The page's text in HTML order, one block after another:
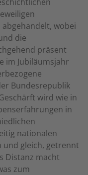
wobei
die
präsent
im Jubiläumsjahr
Bundesrepublik
wird wie in
in
nationalen
und gleich, getrennt
Distanz macht
zum